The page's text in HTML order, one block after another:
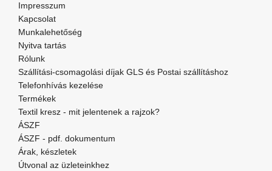
Impresszum
Kapcsolat
Munkalehetőség
Nyitva tartás
Rólunk
Szállítási-csomagolási díjak GLS és Postai szállításhoz
Telefonhívás kezelése
Termékek
Textil kresz - mit jelentenek a rajzok?
ÁSZF
ÁSZF - pdf. dokumentum
Árak, készletek
Útvonal az üzleteinkhez